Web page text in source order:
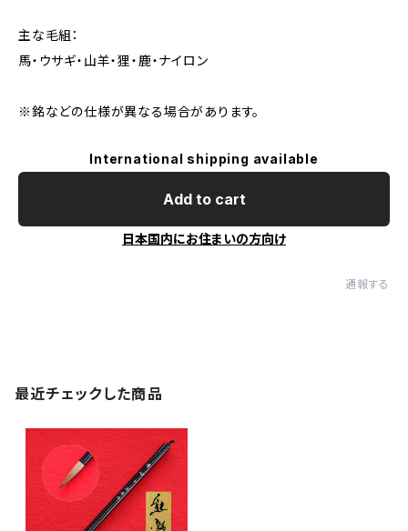
主な毛組：
馬・ウサギ・山羊・狸・鹿・ナイロン
※銘などの仕様が異なる場合があります。
International shipping available
Add to cart
日本国内にお住まいの方向け
通報する
最近チェックした商品